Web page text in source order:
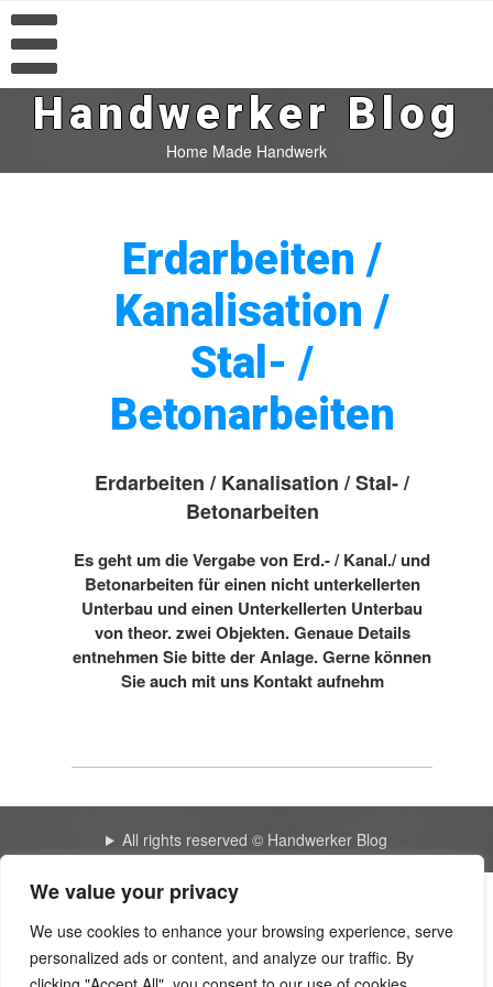
We value your privacy
We use cookies to enhance your browsing experience, serve
personalized ads or content, and analyze our traffic. By
Handwerker Blog
Home Made Handwerk
Erdarbeiten /
Kanalisation /
Stal- /
Betonarbeiten
Erdarbeiten / Kanalisation / Stal- /
Betonarbeiten
Es geht um die Vergabe von Erd.- / Kanal./ und
Betonarbeiten für einen nicht unterkellerten
Unterbau und einen Unterkellerten Unterbau
von theor. zwei Objekten. Genaue Details
entnehmen Sie bitte der Anlage. Gerne können
Sie auch mit uns Kontakt aufnehm
All rights reserved © Handwerker Blog
Create a website for free | Cavandoragh